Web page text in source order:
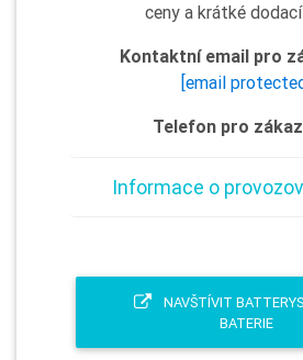
ceny a krátké
Kontaktní email pro
[email
Telefon pro
Informace o
NAVŠTÍVIT
BATERIE